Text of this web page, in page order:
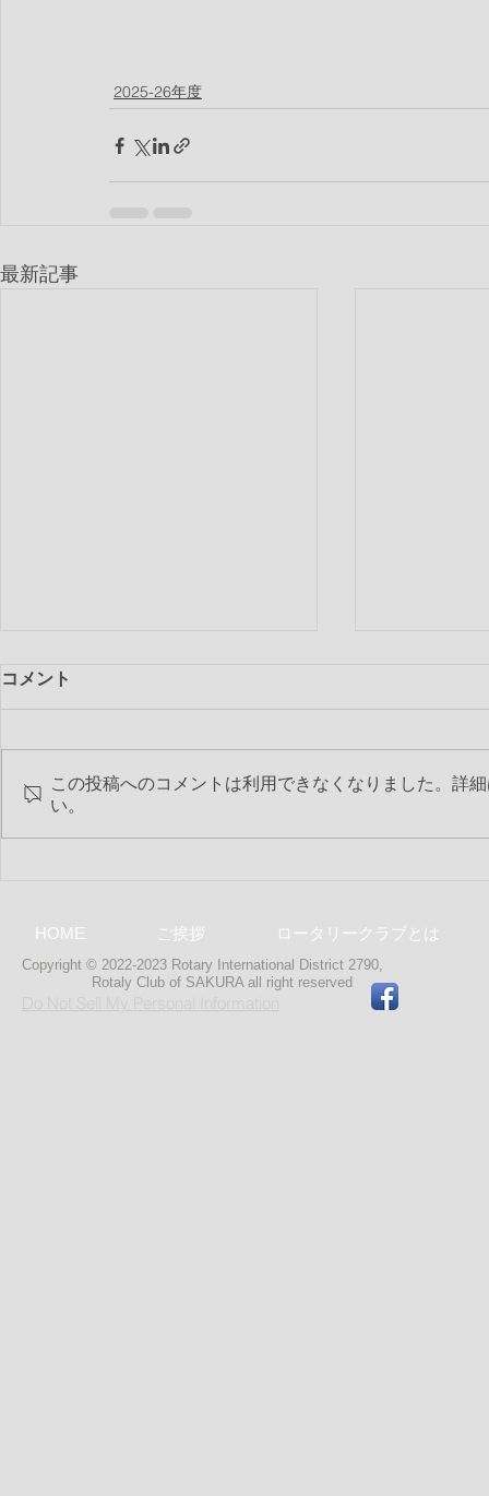
2025-26年度
最新記事
第2544回 6
コメント
この投稿へのコメントは利用できなくなりました。詳
い。
HOME ご挨拶 ロータリークラブとは
Copyright © 2022-2023 Rotary International District 2790,
Rotaly Club of SAKURA all right reserved